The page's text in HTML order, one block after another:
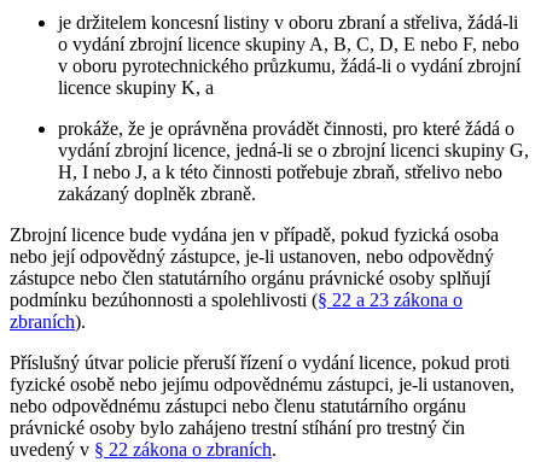
je držitelem koncesní listiny v oboru zbraní a střeliva, žádá-li
o vydání zbrojní licence skupiny A, B, C, D, E nebo F, nebo
v oboru pyrotechnického průzkumu, žádá-li o vydání zbrojní
licence skupiny K, a
prokáže, že je oprávněna provádět činnosti, pro které žádá o
vydání zbrojní licence, jedná-li se o zbrojní licenci skupiny G,
H, I nebo J, a k této činnosti potřebuje zbraň, střelivo nebo
zakázaný doplněk zbraně.
Zbrojní licence bude vydána jen v případě, pokud fyzická osoba
nebo její odpovědný zástupce, je-li ustanoven, nebo odpovědný
zástupce nebo člen statutárního orgánu právnické osoby splňují
podmínku bezúhonnosti a spolehlivosti (§ 22 a 23 zákona o
zbraních).
Příslušný útvar policie přeruší řízení o vydání licence, pokud proti
fyzické osobě nebo jejímu odpovědnému zástupci, je-li ustanoven,
nebo odpovědnému zástupci nebo členu statutárního orgánu
právnické osoby bylo zahájeno trestní stíhání pro trestný čin
uvedený v § 22 zákona o zbraních.